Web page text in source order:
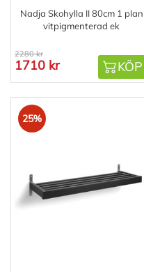
Nadja Skohylla II 80cm 1 plan
vitpigmenterad ek
2280 kr
1710 kr KÖP
25%